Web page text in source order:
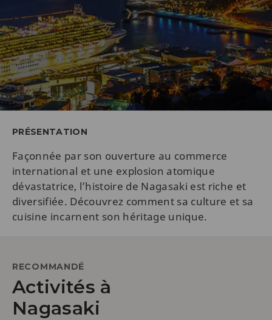
PRÉSENTATION
Façonnée par son ouverture au commerce
international et une explosion atomique
dévastatrice, l’histoire de Nagasaki est riche et
diversifiée. Découvrez comment sa culture et sa
cuisine incarnent son héritage unique.
RECOMMANDÉ
Activités à
Nagasaki